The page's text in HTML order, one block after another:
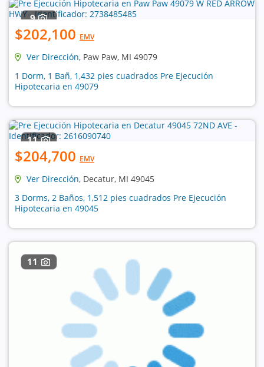
9
$202,100 EMV
Ver Dirección, Paw Paw, MI 49079
1 Dorm, 1 Bañ, 1,432 pies cuadrados Pre Ejecución
Hipotecaria en 49079
11
$204,700 EMV
Ver Dirección, Decatur, MI 49045
3 Dorms, 2 Baños, 1,512 pies cuadrados Pre Ejecución
Hipotecaria en 49045
11